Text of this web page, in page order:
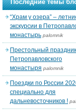
Последние темы
“Храм у озера” –
экскурсии в
монастырь palomnik
Престольный праздник
Петропавловского
монастыря palomnik
Поездки по России
специально для
дальневосточников !